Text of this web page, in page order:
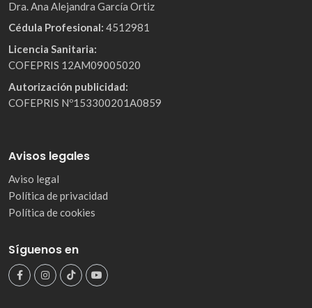
Dra. Ana Alejandra García Ortiz
Cédula Profesional: 4512981
Licencia Sanitaria:
COFEPRIS 12AM09005020
Autorización publicidad:
COFEPRIS Nº153300201A0859
Avisos legales
Aviso legal
Política de privacidad
Política de cookies
Síguenos en